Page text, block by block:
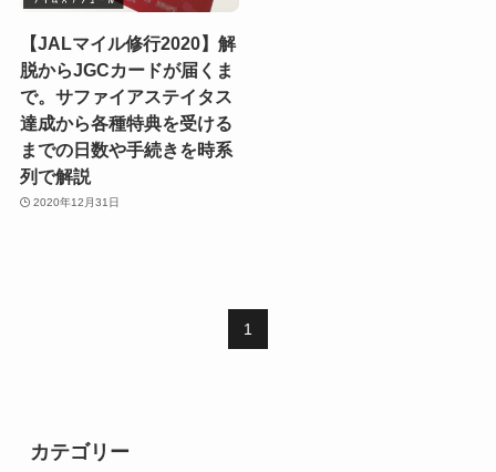
【JALマイル修行2020】解
脱からJGCカードが届くま
で。サファイアステイタス
達成から各種特典を受ける
までの日数や手続きを時系
列で解説
2020年12月31日
1
カテゴリー